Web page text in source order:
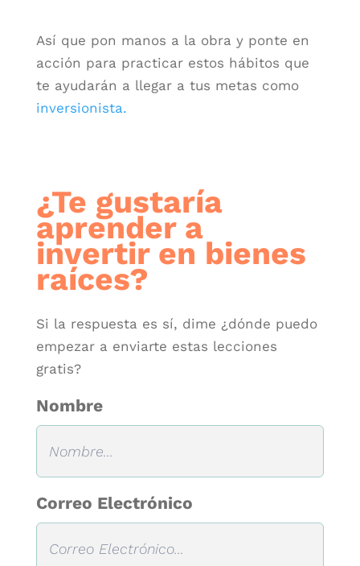
Así que pon manos a la obra y ponte en
acción para practicar estos hábitos que
te ayudarán a llegar a tus metas como
inversionista.
¿Te gustaría
aprender a
invertir en bienes
raíces?
Si la respuesta es sí, dime ¿dónde puedo
empezar a enviarte estas lecciones
gratis?
Nombre
Correo Electrónico